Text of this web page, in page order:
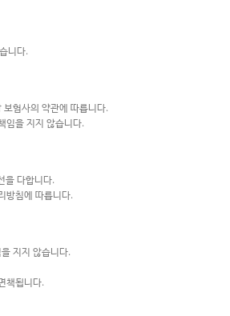
니다.
험사의 약관에 따릅니다.
임을 지지 않습니다.
을 다합니다.
방침에 따릅니다.
지지 않습니다.
책됩니다.